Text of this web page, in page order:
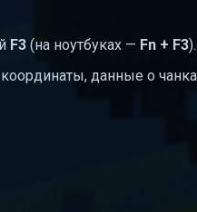
F3 (на ноутбуках — Fn + F3).
данные о